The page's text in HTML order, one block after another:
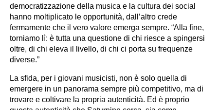
democratizzazione della musica e la cultura dei social
hanno moltiplicato le opportunità, dall’altro crede
fermamente che il vero valore emerga sempre. “Alla fine,
torniamo lì: è tutta una questione di chi riesce a spingersi
oltre, di chi eleva il livello, di chi ci porta su frequenze
diverse.”
La sfida, per i giovani musicisti, non è solo quella di
emergere in un panorama sempre più competitivo, ma di
trovare e coltivare la propria autenticità. Ed è proprio